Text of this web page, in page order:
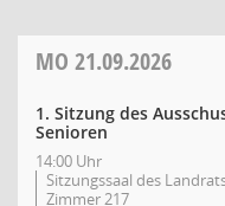
MO 21.09.2026
1. Sitzung des
Senioren
14:00 Uhr
Sitzungssaal des
Zimmer 217